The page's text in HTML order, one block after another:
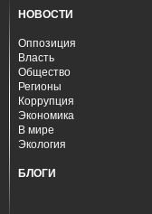
НОВОСТИ
Оппозиция
Власть
Общество
Регионы
Коррупция
Экономика
В мире
Экология
БЛОГИ